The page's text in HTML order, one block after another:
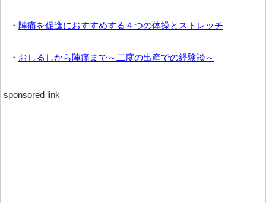
・ 陣痛を促進におすすめする４つの体操とストレッチ
・ おしるしから陣痛まで～二度の出産での経験談～
sponsored link